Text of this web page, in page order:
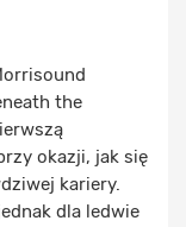
the
okazji, jak się
kariery.
dla ledwie